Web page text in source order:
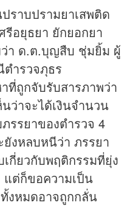
ราบปรามยาเสพติด
อยุธยา ยักยอกยา
า ด.ต.บุญสืบ ชุ่มยิ้ม ผู้
ำรวจภุธร
ที่ถูกจับรับสารภาพว่า
ว่าจะได้เงินจำนวน
รรยาของตำรวจ 4
งหลบหนีว่า ภรรยา
กี่ยวกับพฤติกรรมที่ยุ่ง
แต่ก็ขอความเป็น
ทั้งหมดอาจถูกกลั่น